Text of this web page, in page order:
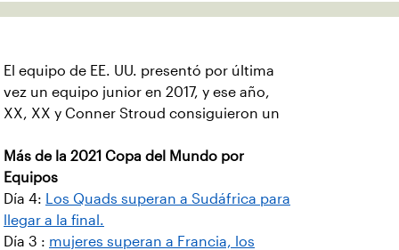
El equipo de EE. UU. presentó por última
vez un equipo junior en 2017, y ese año,
XX, XX y Conner Stroud consiguieron un
Más de la 2021 Copa del Mundo por
Equipos
Día 4:
Los Quads superan a Sudáfrica para
llegar a la final.
Día 3 : mujeres superan a Francia, los